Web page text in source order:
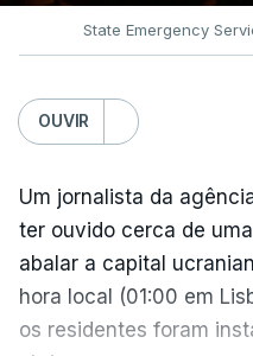
State Emergency
OUVIR
Um jornalista da
ter ouvido cerca de
abalar a capital
hora local (01:00 em
os residentes foram